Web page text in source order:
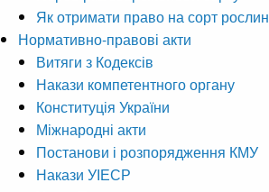
Як отримати право на сорт рослин
Нормативно-правові акти
Витяги з Кодексів
Накази компетентного органу
Конституція України
Міжнародні акти
Постанови і розпорядження КМУ
Накази УІЕСР